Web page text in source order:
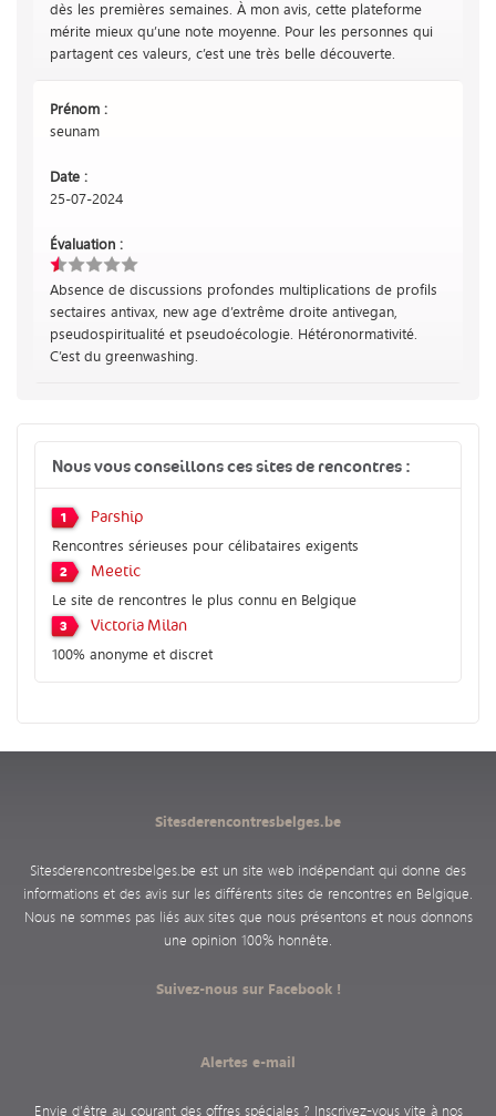
dès les premières semaines. À mon avis, cette plateforme
mérite mieux qu’une note moyenne. Pour les personnes qui
partagent ces valeurs, c’est une très belle découverte.
Prénom :
seunam
Date :
25-07-2024
Évaluation :
Absence de discussions profondes multiplications de profils
sectaires antivax, new age d’extrême droite antivegan,
pseudospiritualité et pseudoécologie. Hétéronormativité.
C’est du greenwashing.
Nous vous conseillons ces sites de rencontres :
1 Parship
Rencontres sérieuses pour célibataires exigents
2 Meetic
Le site de rencontres le plus connu en Belgique
3 Victoria Milan
100% anonyme et discret
Sitesderencontresbelges.be
Sitesderencontresbelges.be est un site web indépendant qui donne des
informations et des avis sur les différents sites de rencontres en Belgique.
Nous ne sommes pas liés aux sites que nous présentons et nous donnons
une opinion 100% honnête.
Suivez-nous sur Facebook !
Alertes e-mail
Envie d’être au courant des offres spéciales ? Inscrivez-vous vite à nos